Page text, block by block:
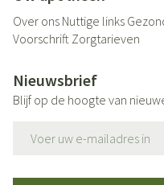
Over ons Nuttige links
Voorschrift Zorgtarieven
Nieuwsbrief
Blijf op de hoogte van